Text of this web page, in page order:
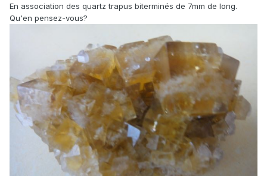
En association des quartz trapus biterminés de 7mm de long.
Qu'en pensez-vous?